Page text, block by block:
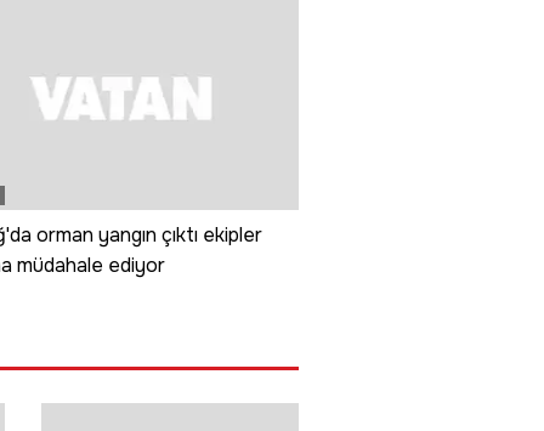
orman yangın çıktı ekipler
müdahale ediyor